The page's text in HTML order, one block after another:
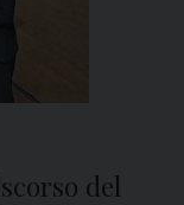
del